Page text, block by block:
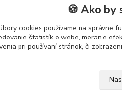
🍪 Ako by
cookies používame na správne
štatistík o webe, meranie
pri používaní stránok, či